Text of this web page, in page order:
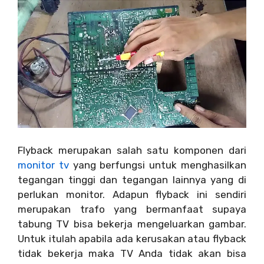
Flyback merupakan salah satu komponen dari
monitor tvyang berfungsi untuk menghasilkan
tegangan tinggi dan tegangan lainnya yang di
perlukan monitor. Adapun flyback ini sendiri
merupakan trafo yang bermanfaat supaya
tabung TV bisa bekerja mengeluarkan gambar.
Untuk itulah apabila ada kerusakan atau flyback
tidak bekerja maka TV Anda tidak akan bisa